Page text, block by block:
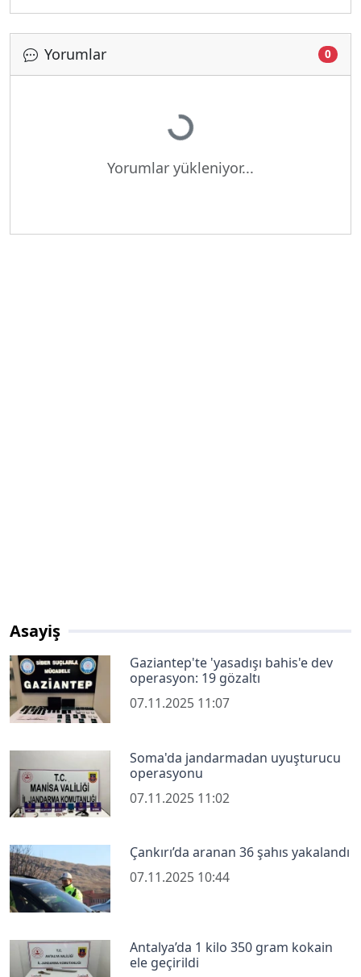
Yorumlar 0
Yükleniyor...
Yorumlar yükleniyor...
Asayiş
Gaziantep'te 'yasadışı bahis'e dev
operasyon: 19 gözaltı
07.11.2025 11:07
Soma'da jandarmadan uyuşturucu
operasyonu
07.11.2025 11:02
Çankırı’da aranan 36 şahıs yakalandı
07.11.2025 10:44
Antalya’da 1 kilo 350 gram kokain
ele geçirildi